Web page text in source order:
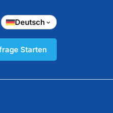
Deutsch
Starten